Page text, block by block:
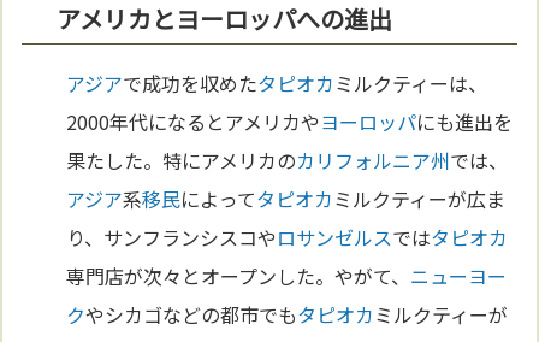
アメリカとヨーロッパへの進出
アジアで成功を収めたタピオカミルクティーは、
2000年代になるとアメリカやヨーロッパにも進出を
果たした。特にアメリカのカリフォルニア州では、
アジア系移民によってタピオカミルクティーが広ま
り、サンフランシスコやロサンゼルスではタピオカ
専門店が次々とオープンした。やがて、 ニューヨー
クやシカゴなどの都市でもタピオカミルクティーが